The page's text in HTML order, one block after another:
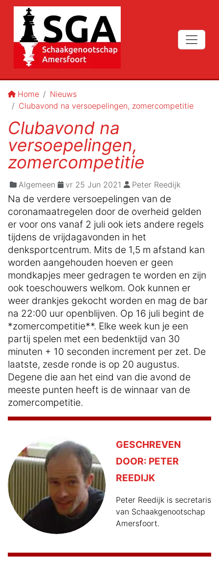
Home
Nieuws
Clubavond na versoepelingen, zomercompetitie
Clubavond na
versoepelingen,
zomercompetitie
Algemeen vr 25 Jun 2021 Peter Reedijk
Na de verdere versoepelingen van de
coronamaatregelen door de overheid gelden
er voor ons vanaf 2 juli ook iets andere regels
tijdens de vrijdagavonden in het
denksportcentrum. Mits de 1,5 m afstand kan
worden aangehouden hoeven er geen
mondkapjes meer gedragen te worden en zijn
ook toeschouwers welkom. Ook kunnen er
weer drankjes gekocht worden en mag de bar
na 22:00 uur openblijven. Op 16 juli begint de
*zomercompetitie**. Elke week kun je een
partij spelen met een bedenktijd van 30
minuten + 10 seconden increment per zet. De
laatste, zesde ronde is op 20 augustus.
Degene die aan het eind van die avond de
meeste punten heeft is de winnaar van de
zomercompetitie.
GESCHREVEN
DOOR: PETER
REEDIJK
Peter Reedijk is secretaris
van Schaakgenootschap
Amersfoort.